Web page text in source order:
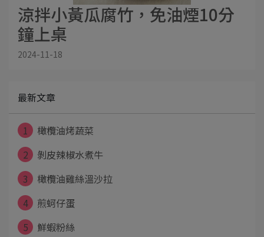
涼拌小黃瓜腐竹，免油煙10分
鐘上桌
2024-11-18
最新文章
1
橄欖油烤蔬菜
2
剝皮辣椒水煮牛
3
橄欖油雞絲溫沙拉
4
煎蚵仔蛋
5
鮮蝦粉絲